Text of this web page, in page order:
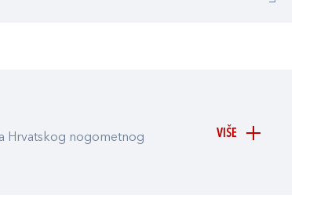
VIŠE
Hrvatskog nogometnog